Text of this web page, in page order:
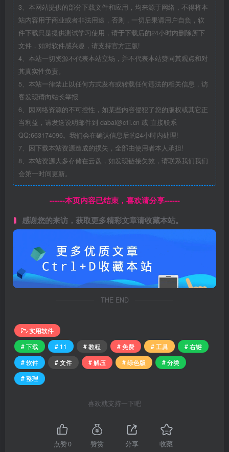
3、本网站提供的部分下载文件和应用，均来源于网络，不得将本
站内容用于商业或者非法用途，否则，一切后果请用户自负，软
件下载只是提供测试学习使用，请于下载后的24小时内删除所下
文件，如对软件感兴趣，请支持官方正版!
4、本站一切资源不代表本站立场，并不代表本站赞同其观点和对
其真实性负责。
5、本站一律禁止以任何方式发布或转载任何违法的相关信息，访
客发现请向站长举报
6、因网络资源的不可控性，如某些内容侵犯了您的版权或其它正
当利益，请发送说明邮件到 dabai@c1i.cn 或 直接联系
QQ:663174096。我们会在确认信息后的24小时内处理!
7、因下载本站资源造成的损失，全部由使用者本人承担!
8、本站资源大多存储在云盘，如发现链接失效，请联系我们我们
会第一时间更新。
------本页内容已结束，喜欢请分享------
感谢您的来访，获取更多精彩文章请收藏本站。
THE END
实用软件
# 下载
# 11 # 教程 # 免费 # 工具
# 右键
# 软件
# 文件 # 解压 # 绿色版
# 分类
# 整理
喜欢就支持一下吧
点赞0 赞赏 分享 收藏